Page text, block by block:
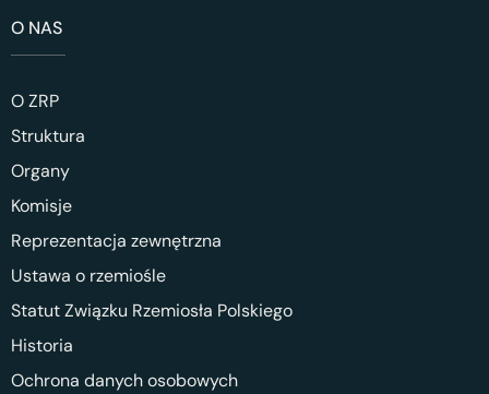
O NAS
O ZRP
Struktura
Organy
Komisje
Reprezentacja zewnętrzna
Ustawa o rzemiośle
Statut Związku Rzemiosła Polskiego
Historia
Ochrona danych osobowych